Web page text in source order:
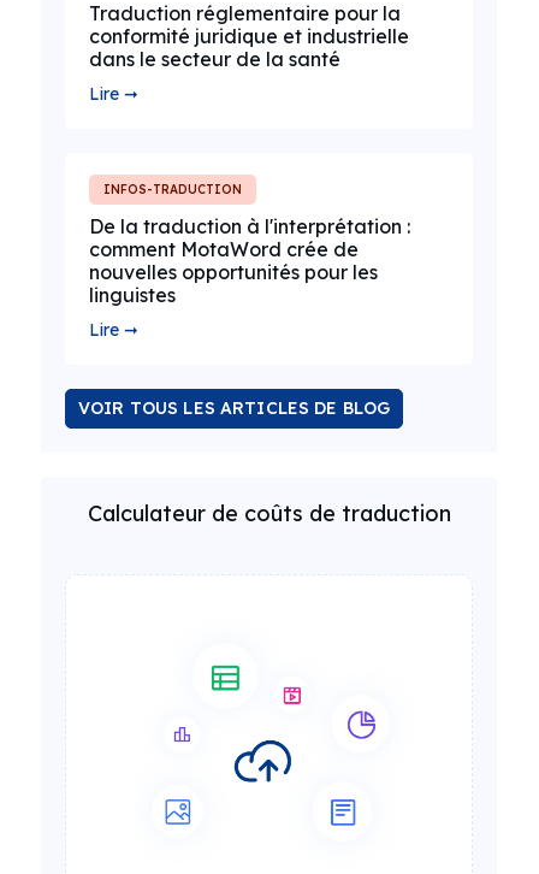
Traduction réglementaire pour la
conformité juridique et industrielle
dans le secteur de la santé
Lire ➞
INFOS-TRADUCTION
De la traduction à l'interprétation :
comment MotaWord crée de
nouvelles opportunités pour les
linguistes
Lire ➞
VOIR TOUS LES ARTICLES DE BLOG
Calculateur de coûts de traduction